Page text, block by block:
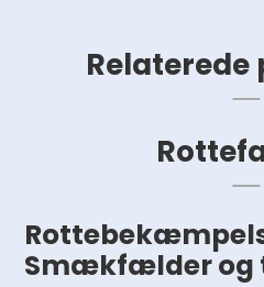
Smækfælder